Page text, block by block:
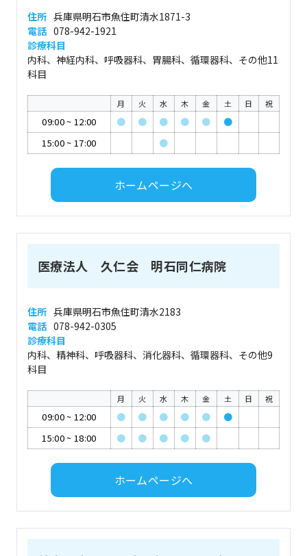
住所 兵庫県明石市魚住町清水1871-3
電話 078-942-1921
診療科目
内科、神経内科、呼吸器科、胃腸科、循環器科、その他11
科目
月 火 水 木 金 土 日 祝
09:00~ 12:00 ● ● ● ● ●
●
15:00~ 17:00 ●
ホームページへ
医療法人 久仁会 明石同仁病院
住所 兵庫県明石市魚住町清水2183
電話 078-942-0305
診療科目
内科、精神科、呼吸器科、消化器科、循環器科、その他9
科目
月 火 水 木 金 土 日 祝
09:00~ 12:00 ● ● ● ● ●
●
15:00~ 18:00 ● ● ● ● ●
ホームページへ